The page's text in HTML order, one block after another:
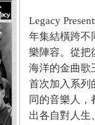
Legacy
年集結橫跨不
樂陣容。從把
海洋的金曲歌
首次加入系列
同的音樂人，
出各自對人生